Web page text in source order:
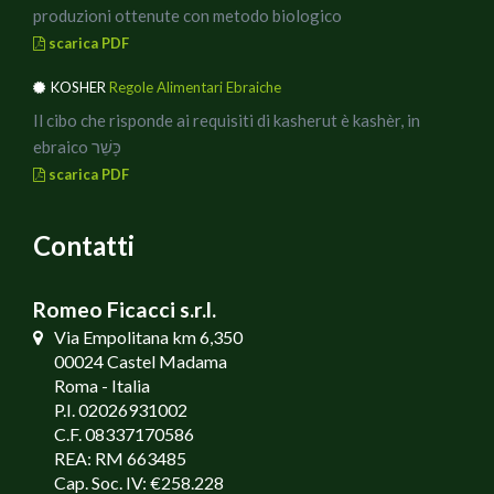
produzioni ottenute con metodo biologico
scarica PDF
KOSHER Regole Alimentari Ebraiche
Il cibo che risponde ai requisiti di kasherut è kashèr, in
ebraico כָּשֵׁר
scarica PDF
Contatti
Romeo Ficacci s.r.l.
Via Empolitana km 6,350
00024 Castel Madama
Roma - Italia
P.I. 02026931002
C.F. 08337170586
REA: RM 663485
Cap. Soc. IV: €258.228